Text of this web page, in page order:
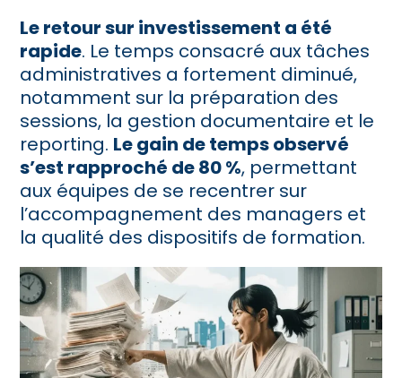
Le retour sur investissement a été
rapide. Le temps consacré aux tâches
administratives a fortement diminué,
notamment sur la préparation des
sessions, la gestion documentaire et le
reporting. Le gain de temps observé
s’est rapproché de 80 %, permettant
aux équipes de se recentrer sur
l’accompagnement des managers et
la qualité des dispositifs de formation.